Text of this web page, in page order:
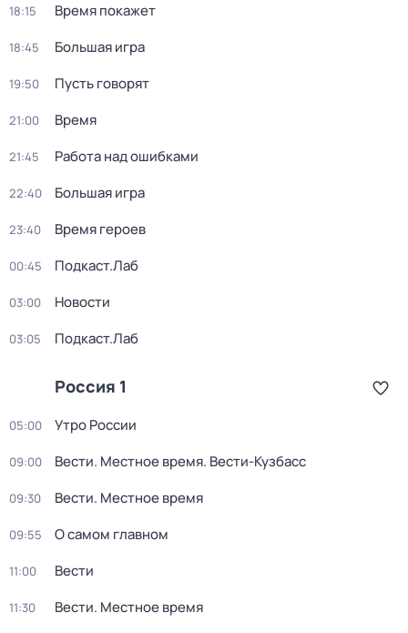
18:15 Время покажет
18:45 Большая игра
19:50 Пусть говорят
21:00 Время
21:45 Работа над ошибками
22:40 Большая игра
23:40 Время героев
00:45 Подкаст.Лаб
03:00 Новости
03:05 Подкаст.Лаб
Россия 1
05:00 Утро России
09:00 Вести. Местное время. Вести-Кузбасс
09:30 Вести. Местное время
09:55 О самом главном
11:00 Вести
11:30 Вести. Местное время